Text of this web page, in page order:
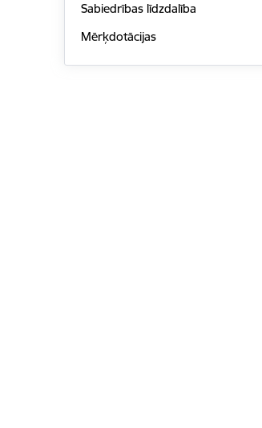
Sabiedrības līdzdalība
Mērķdotācijas